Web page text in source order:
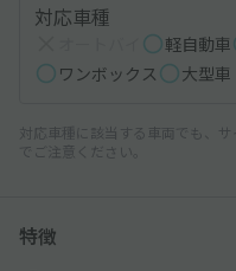
対応車種
軽自動車
ワンボックス
大型車
対応車種に該当する車両でも、
でご注意ください。
特徴